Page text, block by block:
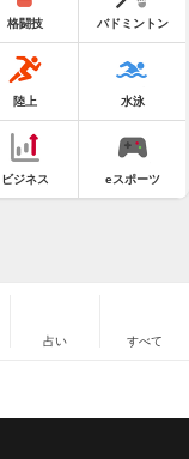
格闘技 バドミントン
陸上 水泳
ビジネス eスポーツ
占い すべて